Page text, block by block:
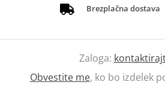
Brezplačna dostava
Zaloga:
Obvestite me, ko bo izdelek